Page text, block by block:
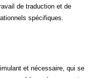
de traduction et de
spécifiques.
et nécessaire, qui se